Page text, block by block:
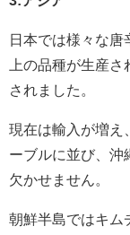
日本では様々な唐
上の品種が生産
されました。
現在は輸入が増え
ーブルに並び、沖
欠かせません。
朝鮮半島ではキム